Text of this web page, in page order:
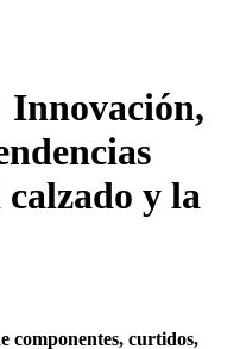
y la
componentes, curtidos,